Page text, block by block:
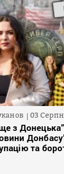
03
з
та